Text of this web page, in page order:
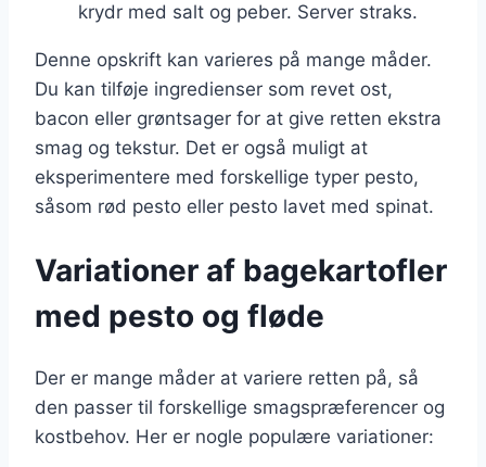
krydr med salt og peber. Server straks.
Denne opskrift kan varieres på mange måder.
Du kan tilføje ingredienser som revet ost,
bacon eller grøntsager for at give retten ekstra
smag og tekstur. Det er også muligt at
eksperimentere med forskellige typer pesto,
såsom rød pesto eller pesto lavet med spinat.
Variationer af bagekartofler
med pesto og fløde
Der er mange måder at variere retten på, så
den passer til forskellige smagspræferencer og
kostbehov. Her er nogle populære variationer: